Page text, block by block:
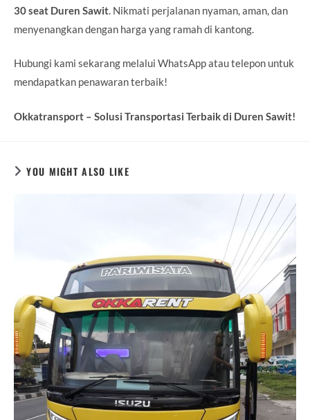
30 seat Duren Sawit . Nikmati perjalanan nyaman, aman, dan
menyenangkan dengan harga yang ramah di kantong.
Hubungi kami sekarang melalui WhatsApp atau telepon untuk
mendapatkan penawaran terbaik!
Okkatransport – Solusi Transportasi Terbaik di Duren Sawit!
YOU MIGHT ALSO LIKE